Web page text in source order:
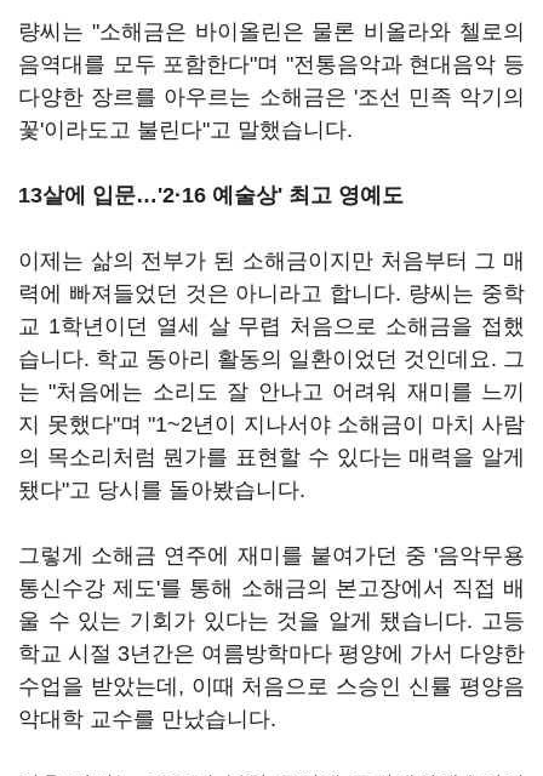
량씨는 "소해금은 바이올린은 물론 비올라와 첼로의
음역대를 모두 포함한다"며 "전통음악과 현대음악 등
다양한 장르를 아우르는 소해금은 '조선 민족 악기의
꽃'이라도고 불린다"고 말했습니다.
13살에 입문…'2·16 예술상' 최고 영예도
이제는 삶의 전부가 된 소해금이지만 처음부터 그 매
력에 빠져들었던 것은 아니라고 합니다. 량씨는 중학
교 1학년이던 열세 살 무렵 처음으로 소해금을 접했
습니다. 학교 동아리 활동의 일환이었던 것인데요. 그
는 "처음에는 소리도 잘 안나고 어려워 재미를 느끼
지 못했다"며 "1~2년이 지나서야 소해금이 마치 사람
의 목소리처럼 뭔가를 표현할 수 있다는 매력을 알게
됐다"고 당시를 돌아봤습니다.
그렇게 소해금 연주에 재미를 붙여가던 중 '음악무용
통신수강 제도'를 통해 소해금의 본고장에서 직접 배
울 수 있는 기회가 있다는 것을 알게 됐습니다. 고등
학교 시절 3년간은 여름방학마다 평양에 가서 다양한
수업을 받았는데, 이때 처음으로 스승인 신률 평양음
악대학 교수를 만났습니다.